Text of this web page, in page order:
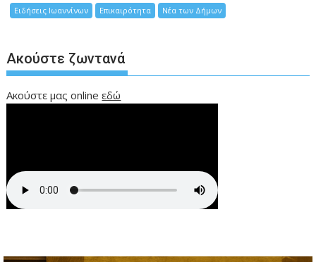
Ειδήσεις Ιωαννίνων Επικαιρότητα Νέα των Δήμων
Ακούστε ζωντανά
Ακούστε μας onlineεδώ